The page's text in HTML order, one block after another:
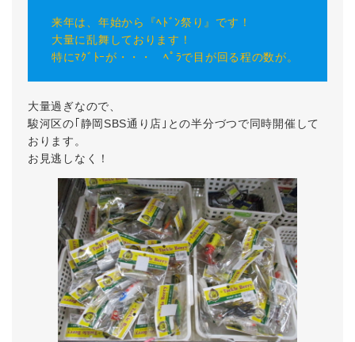
来年は、年始から『ﾍﾄﾞﾝ祭り』です！
大量に乱舞しております！
特にﾏｸﾞﾄｰが・・・ ﾍﾟﾗで目が回る程の数が。
大量過ぎなので、
駿河区の｢静岡SBS通り店｣との半分づつで同時開催して
おります。
お見逃しなく！